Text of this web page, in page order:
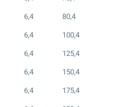
6,4
80,4
6,4
100,4
6,4
125,4
6,4
150,4
6,4
175,4